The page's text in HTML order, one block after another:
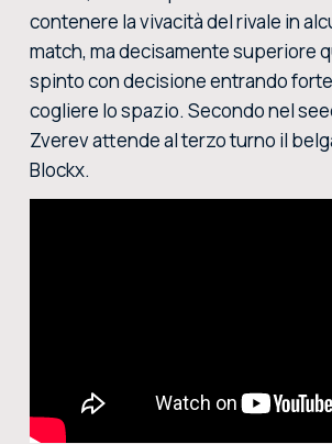
contenere la vivacità del rivale in
match, ma decisamente superiore
spinto con decisione entrando
cogliere lo spazio. Secondo nel
Zverev attende al terzo turno il
Blockx.